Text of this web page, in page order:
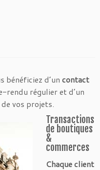
bénéficiez d’un contact
rendu régulier et d’un
vos projets.
Transactions
de boutiques
&
commerces
Chaque client